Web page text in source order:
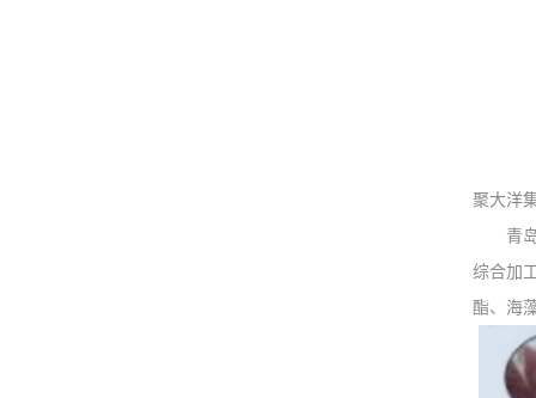
聚大洋
青岛
综合加
酯、海